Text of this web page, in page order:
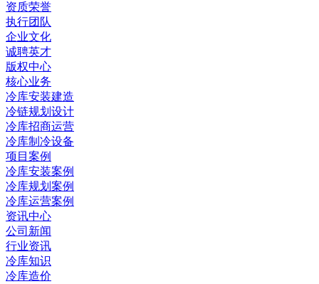
资质荣誉
执行团队
企业文化
诚聘英才
版权中心
核心业务
冷库安装建造
冷链规划设计
冷库招商运营
冷库制冷设备
项目案例
冷库安装案例
冷库规划案例
冷库运营案例
资讯中心
公司新闻
行业资讯
冷库知识
冷库造价